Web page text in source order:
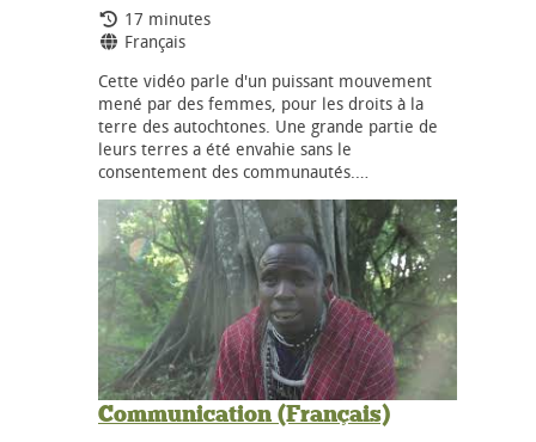
Durée:
17 minutes
Langues:
Français
Cette vidéo parle d'un puissant mouvement
mené par des femmes, pour les droits à la
terre des autochtones. Une grande partie de
leurs terres a été envahie sans le
consentement des communautés.…
Communication (Français)